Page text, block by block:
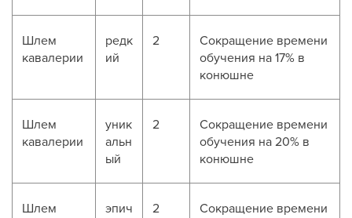
Шлем
кавалерии
редк
ий
2
Сокращение времени
обучения на 17% в
конюшне
Шлем
кавалерии
уник
альн
ый
2
Сокращение времени
обучения на 20% в
конюшне
Шлем
эпич
2
Сокращение времени